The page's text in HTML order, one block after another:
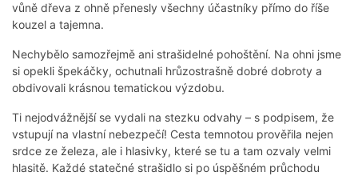
vůně dřeva z ohně přenesly všechny účastníky přímo do říše
kouzel a tajemna.
Nechybělo samozřejmě ani strašidelné pohoštění. Na ohni jsme
si opekli špekáčky, ochutnali hrůzostrašně dobré dobroty a
obdivovali krásnou tematickou výzdobu.
Ti nejodvážnější se vydali na stezku odvahy – s podpisem, že
vstupují na vlastní nebezpečí! Cesta temnotou prověřila nejen
srdce ze železa, ale i hlasivky, které se tu a tam ozvaly velmi
hlasitě. Každé statečné strašidlo si po úspěšném průchodu